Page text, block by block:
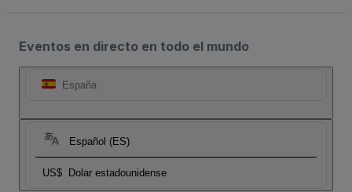
Eventos en directo en todo el mundo
España
Español (ES)
US$ Dolar estadounidense